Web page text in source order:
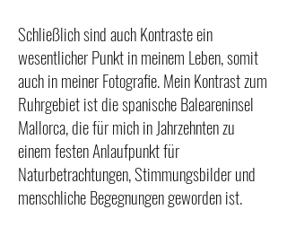
Schließlich sind auch Kontraste ein
wesentlicher Punkt in meinem Leben, somit
auch in meiner Fotografie. Mein Kontrast zum
Ruhrgebiet ist die spanische Baleareninsel
Mallorca, die für mich in Jahrzehnten zu
einem festen Anlaufpunkt für
Naturbetrachtungen, Stimmungsbilder und
menschliche Begegnungen geworden ist.